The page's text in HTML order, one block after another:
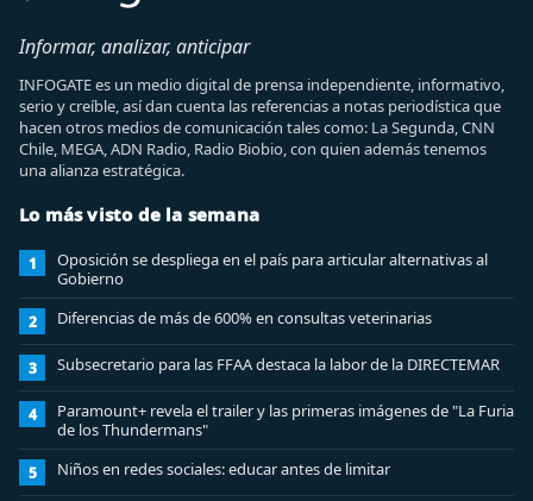
Informar, analizar, anticipar
INFOGATE es un medio digital de prensa independiente, informativo,
serio y creíble, así dan cuenta las referencias a notas periodística que
hacen otros medios de comunicación tales como: La Segunda, CNN
Chile, MEGA, ADN Radio, Radio Biobio, con quien además tenemos
una alianza estratégica.
Lo más visto de la semana
1
Oposición se despliega en el país para articular alternativas al
Gobierno
2 Diferencias de más de 600% en consultas veterinarias
3 Subsecretario para las FFAA destaca la labor de la DIRECTEMAR
4
Paramount+ revela el trailer y las primeras imágenes de "La Furia
de los Thundermans"
5 Niños en redes sociales: educar antes de limitar